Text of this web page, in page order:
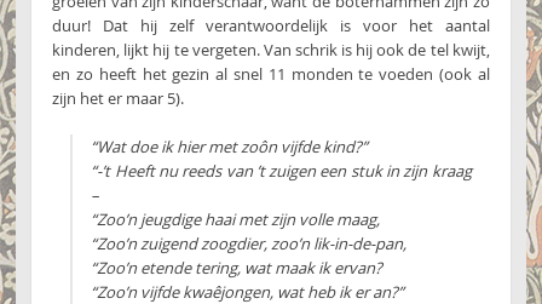
duur! Dat hij zelf verantwoordelijk is voor het aantal
kinderen, lijkt hij te vergeten. Van schrik is hij ook de tel kwijt,
en zo heeft het gezin al snel 11 monden te voeden (ook al
zijn het er maar 5).
“Wat doe ik hier met zoôn vijfde kind?”
“-’t Heeft nu reeds van ’t zuigen een stuk in zijn kraag
–
“Zoo’n jeugdige haai met zijn volle maag,
“Zoo’n zuigend zoogdier, zoo’n lik-in-de-pan,
“Zoo’n etende tering, wat maak ik ervan?
“Zoo’n vijfde kwaêjongen, wat heb ik er an?”